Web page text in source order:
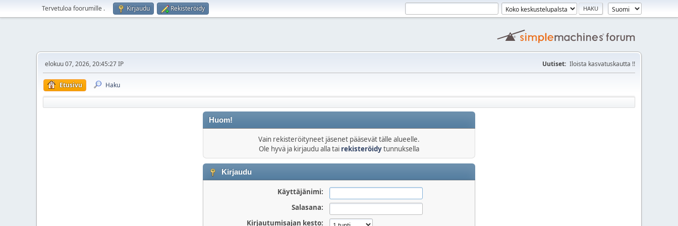
Tervetuloa foorumille . Kirjaudu Rekisteröidy
elokuu 07, 2026, 20:45:27 IP Uutiset: Iloista kasvatuskautta !!
Etusivu Haku
Huom!
Vain rekisteröityneet jäsenet pääsevät tälle alueelle.
Ole hyvä ja kirjaudu alla tai rekisteröidytunnuksella
Kirjaudu
Käyttäjänimi:
Salasana:
Kirjautumisajan kesto: